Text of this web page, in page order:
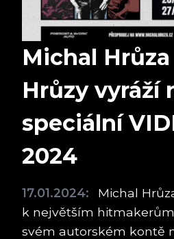
Michal
Hrůzy vyráží
speciální
2024
17.01.2024:
Michal
k největším
svém autorském kontě